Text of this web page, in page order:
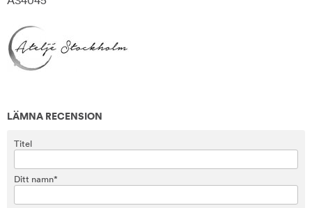
LÄMNA RECENSION
Titel
Ditt namn*